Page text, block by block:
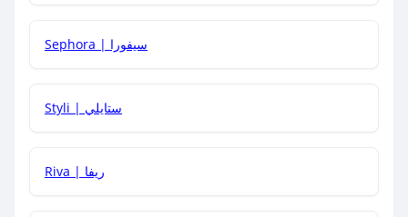
هل يمكنني جمع كود خصم مع العروض الأخرى؟
Sephora | سيفورا
Styli | ستايلي
Riva | ريفا